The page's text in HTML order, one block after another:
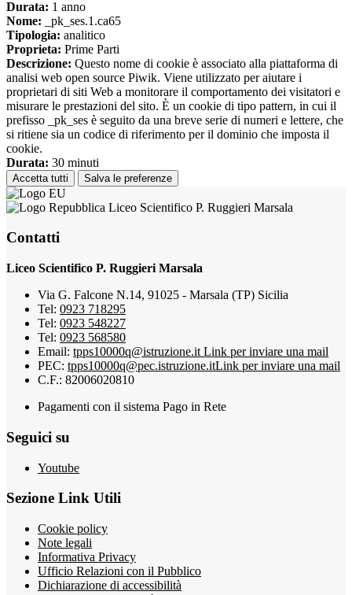
Durata: 1 anno
Nome: _pk_ses.1.ca65
Tipologia: analitico
Proprieta: Prime Parti
Descrizione: Questo nome di cookie è associato alla piattaforma di
analisi web open source Piwik. Viene utilizzato per aiutare i
proprietari di siti Web a monitorare il comportamento dei visitatori e
misurare le prestazioni del sito. È un cookie di tipo pattern, in cui il
prefisso _pk_ses è seguito da una breve serie di numeri e lettere, che
si ritiene sia un codice di riferimento per il dominio che imposta il
cookie.
Durata: 30 minuti
Accetta tutti Salva le preferenze
Liceo Scientifico P. Ruggieri Marsala
Contatti
Liceo Scientifico P. Ruggieri Marsala
Via G. Falcone N.14, 91025 - Marsala (TP) Sicilia
Tel: 0923 718295
Tel: 0923 548227
Tel: 0923 568580
Email: tpps10000q@istruzione.it Link per inviare una mail
PEC: tpps10000q@pec.istruzione.itLink per inviare una mail
C.F.: 82006020810
Pagamenti con il sistema Pago in Rete
Seguici su
Youtube
Sezione Link Utili
Cookie policy
Note legali
Informativa Privacy
Ufficio Relazioni con il Pubblico
Dichiarazione di accessibilità